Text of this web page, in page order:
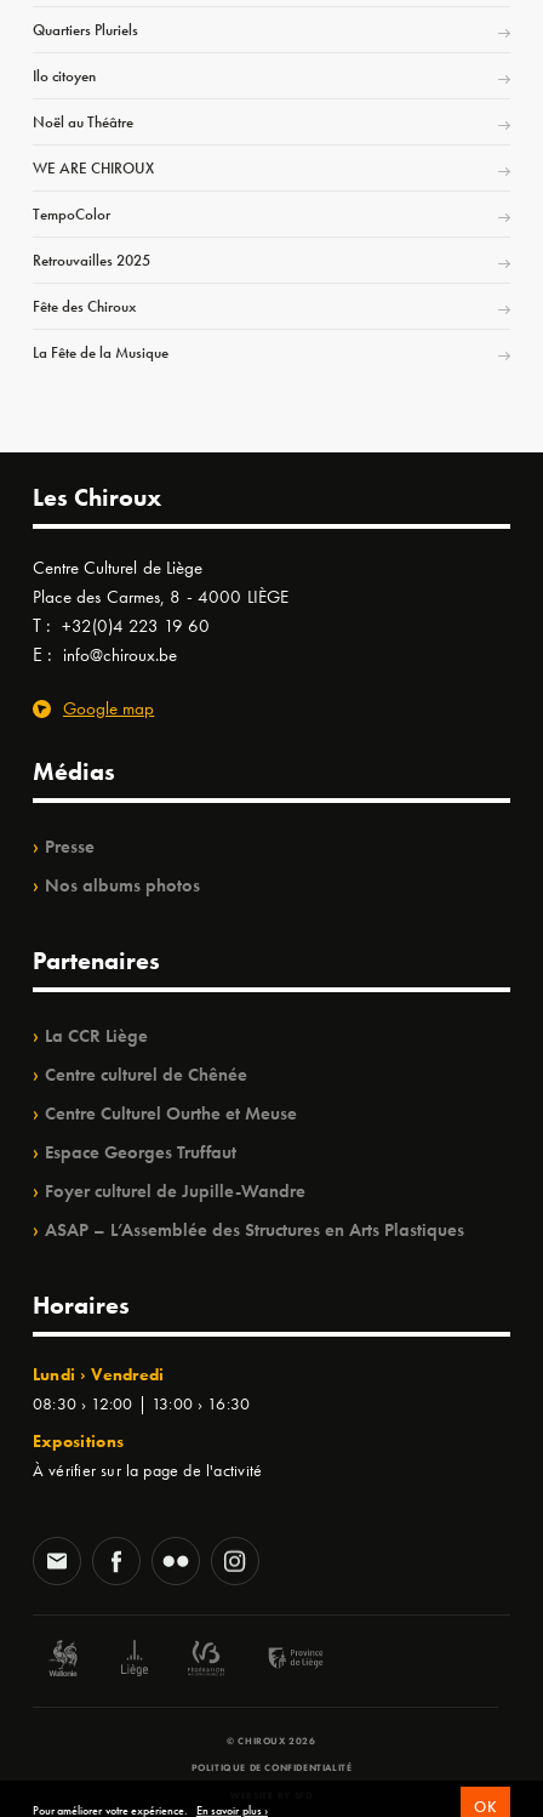
Quartiers Pluriels
Ilo citoyen
Noël au Théâtre
WE ARE CHIROUX
TempoColor
Retrouvailles 2025
Fête des Chiroux
La Fête de la Musique
Les Chiroux
Centre Culturel de Liège
Place des Carmes, 8 - 4000 LIÈGE
T : +32(0)4 223 19 60
E : info@chiroux.be
Google map
Médias
Presse
Nos albums photos
Partenaires
La CCR Liège
Centre culturel de Chênée
Centre Culturel Ourthe et Meuse
Espace Georges Truffaut
Foyer culturel de Jupille-Wandre
ASAP – L’Assemblée des Structures en Arts Plastiques
Horaires
Lundi › Vendredi
08:30 › 12:00 | 13:00 › 16:30
Expositions
À vérifier sur la page de l'activité
© CHIROUX 2026
POLITIQUE DE CONFIDENTIALITÉ
Pour améliorer votre expérience. En savoir plus › OK